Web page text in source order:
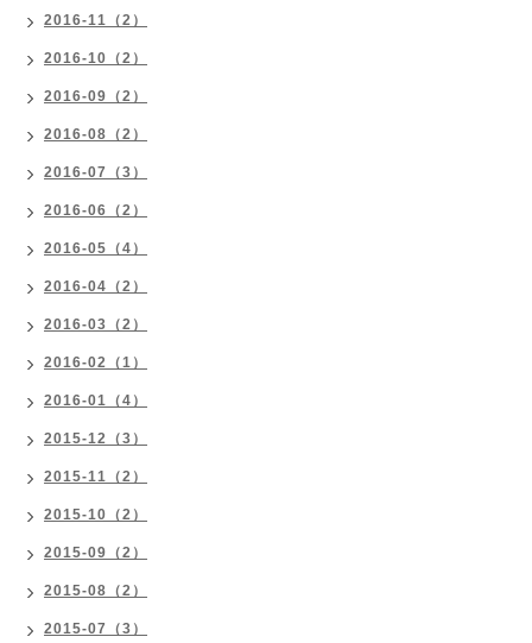
2016-11（2）
2016-10（2）
2016-09（2）
2016-08（2）
2016-07（3）
2016-06（2）
2016-05（4）
2016-04（2）
2016-03（2）
2016-02（1）
2016-01（4）
2015-12（3）
2015-11（2）
2015-10（2）
2015-09（2）
2015-08（2）
2015-07（3）